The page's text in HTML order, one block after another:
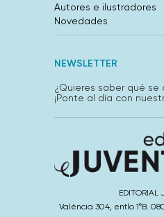
Autores e ilustradores
Novedades
NEWSLETTER
¿Quieres saber qué
¡Ponte al día con
EDITORIAL
València 304, entlo 1ºB.